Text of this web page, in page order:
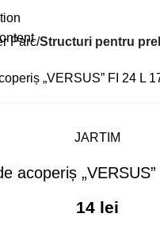
Parc Structuri pentru
JARTIM
acoperiș
14 lei